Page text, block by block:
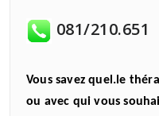
081/210.651
Vous savez quel.le
ou avec qui vous